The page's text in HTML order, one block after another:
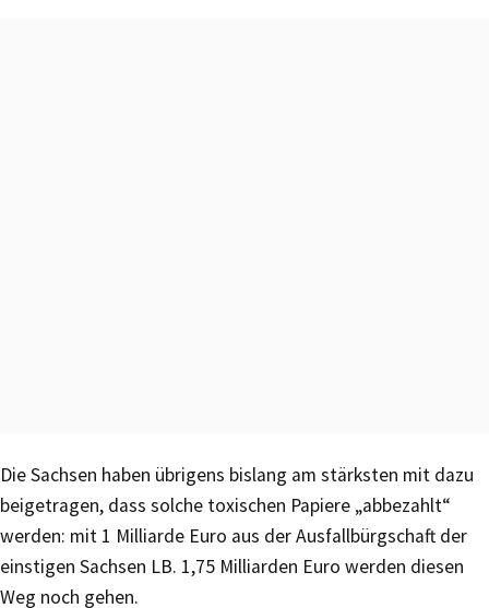
Die Sachsen haben übrigens bislang am stärksten mit dazu
beigetragen, dass solche toxischen Papiere „abbezahlt“
werden: mit 1 Milliarde Euro aus der Ausfallbürgschaft der
einstigen Sachsen LB. 1,75 Milliarden Euro werden diesen
Weg noch gehen.